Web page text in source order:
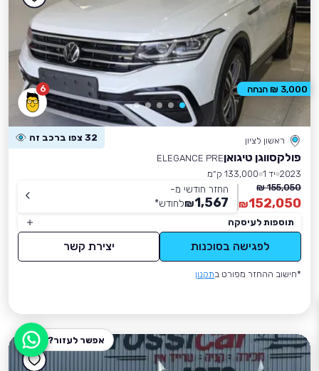
6
ראשון לציון 32 צפו ברכב זה
פולקסווגן טיגואןELEGANCE PRE
2023 יד 1
133,000 ק״מ
155,050 ₪
152,050
₪
החזר חודשי מ-
1,567
₪לחודש*
תוספות לעיסקה
לפגישה בסוכנות יצירת קשר
*חישוב ההחזר מפורט בתקנון
3,000 ₪ הנחה
אפשר לעזור?